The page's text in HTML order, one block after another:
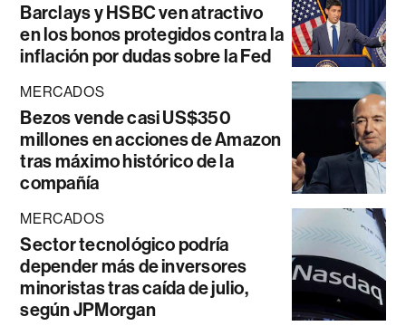
Barclays y HSBC ven atractivo
en los bonos protegidos contra la
inflación por dudas sobre la Fed
MERCADOS
Bezos vende casi US$350
millones en acciones de Amazon
tras máximo histórico de la
compañía
MERCADOS
Sector tecnológico podría
depender más de inversores
minoristas tras caída de julio,
según JPMorgan